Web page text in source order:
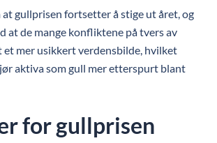
at gullprisen fortsetter å stige ut året, og
at de mange konfliktene på tvers av
et mer usikkert verdensbilde, hvilket
aktiva som gull mer etterspurt blant
for gullprisen